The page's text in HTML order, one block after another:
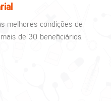
melhores condições de
de 30 beneficiários.